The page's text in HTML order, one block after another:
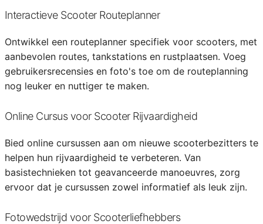
Interactieve Scooter Routeplanner
Ontwikkel een routeplanner specifiek voor scooters, met
aanbevolen routes, tankstations en rustplaatsen. Voeg
gebruikersrecensies en foto's toe om de routeplanning
nog leuker en nuttiger te maken.
Online Cursus voor Scooter Rijvaardigheid
Bied online cursussen aan om nieuwe scooterbezitters te
helpen hun rijvaardigheid te verbeteren. Van
basistechnieken tot geavanceerde manoeuvres, zorg
ervoor dat je cursussen zowel informatief als leuk zijn.
Fotowedstrijd voor Scooterliefhebbers